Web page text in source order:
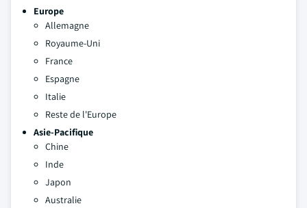
Europe
Allemagne
Royaume-Uni
France
Espagne
Italie
Reste de l'Europe
Asie-Pacifique
Chine
Inde
Japon
Australie